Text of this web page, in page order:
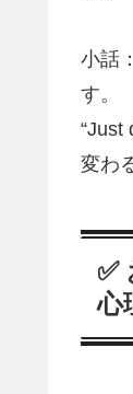
小話
す。
“Just
変わ
✅
心